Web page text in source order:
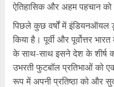
ऐतिहासिक और अहम पहचान
पिछले कुछ वर्षों में इंडियनऑयल
किया है। पूर्वी और पूर्वोत्तर
के साथ-साथ इसने देश के शीर्ष
उभरती फुटबॉल प्रतिभाओं को
रूप में अपनी प्रतिष्ठा को और